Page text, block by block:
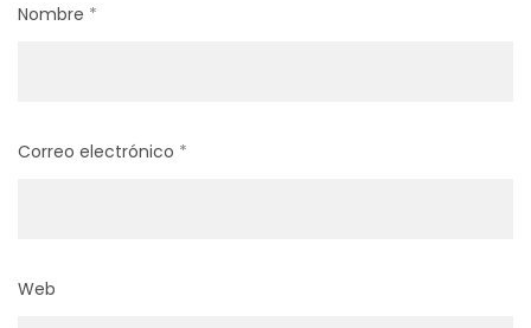
Nombre *
Correo electrónico *
Web